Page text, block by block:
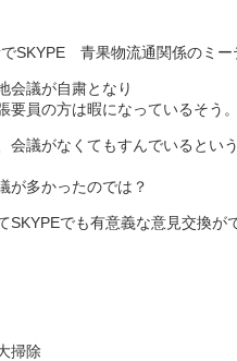
SKYPE 青果物流通関係のミー
会議が自粛となり
要員の方は暇になっているそう
会議がなくてもすんでいるとい
が多かったのでは？
SKYPEでも有意義な意見交換が
掃除